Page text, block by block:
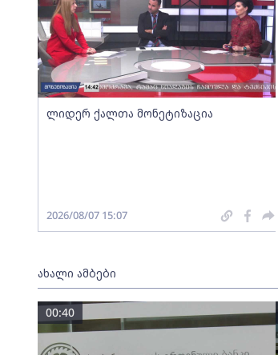
ლიდერ ქალთა მონეტიზაცია
2026/08/07 15:07
ახალი ამბები
00:40